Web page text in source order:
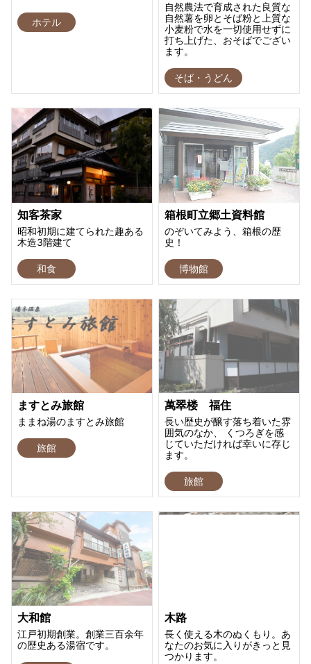
ホテル
自然農法で育成された良質な
自然薯を卵とそば粉と上質な
小麦粉で水を一切使用せずに
打ち上げた、おそばでござい
ます。
そば・うどん
知客茶家
昭和初期に建てられた趣ある
木造3階建て
和食
箱根町立郷土資料館
のぞいてみよう、箱根の歴
史！
博物館
ますとみ旅館
ままね湯のますとみ旅館
旅館
萬翠楼 福住
長い歴史が醸す落ち着いた雰
囲気のなか、 くつろぎを感
じていただければ幸いに存じ
ます。
旅館
大和館
江戸初期創業。創業三百余年
の歴史ある湯宿です。
木路
長く使える木のぬくもり。あ
なたのお気に入りがきっと見
つかります。